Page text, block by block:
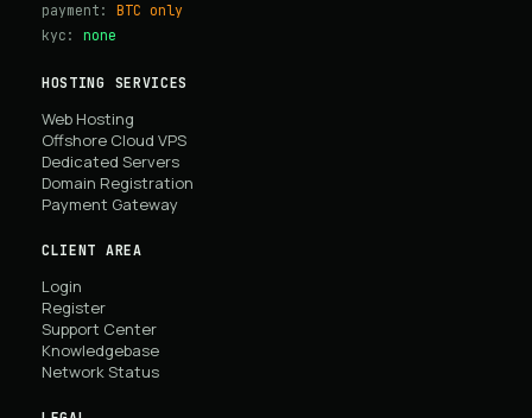
payment: BTC only
kyc: none
HOSTING SERVICES
Web Hosting
Offshore Cloud VPS
Dedicated Servers
Domain Registration
Payment Gateway
CLIENT AREA
Login
Register
Support Center
Knowledgebase
Network Status